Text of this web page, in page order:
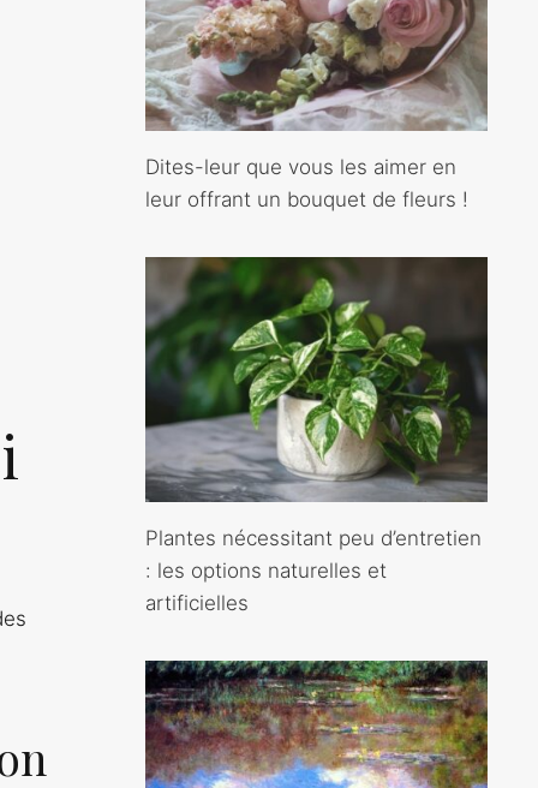
Dites-leur que vous les aimer en
leur offrant un bouquet de fleurs !
Plantes nécessitant peu d’entretien
: les options naturelles et
artificielles